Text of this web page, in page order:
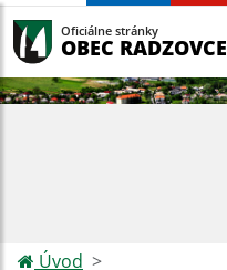
Oficiálne stránky
OBEC RADZOVCE
Úvod